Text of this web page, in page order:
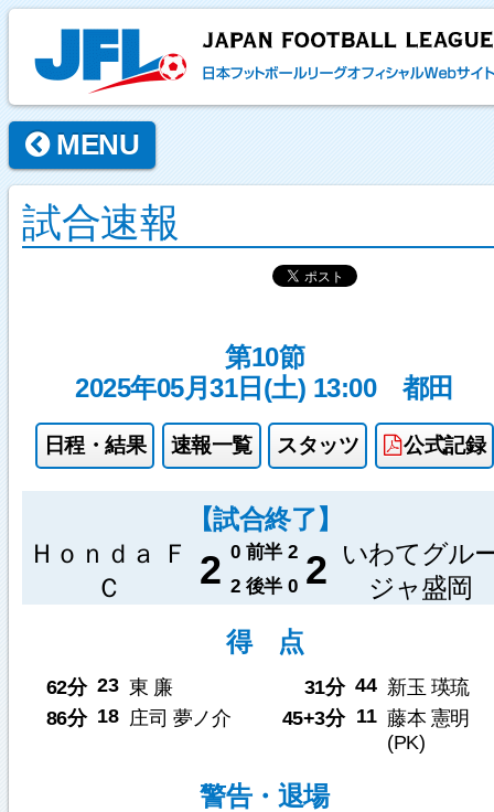
MENU
試合速報
第10節
2025年05月31日(土) 13:00
都田
日程・結果 速報一覧 スタッツ 公式記録
【試合終了】
Ｈｏｎｄａ Ｆ
Ｃ
2 0 前半 2 2 いわてグル
ジャ盛岡
2 後半 0
得 点
62分 23 東 廉
86分 18 庄司 夢ノ介
31分 44 新玉 瑛琉
45+3分 11 藤本 憲明
(PK)
警告・退場